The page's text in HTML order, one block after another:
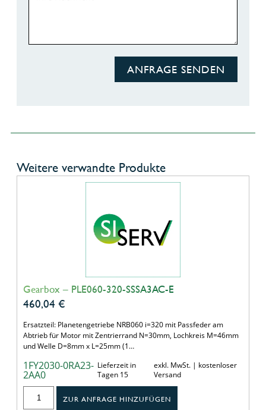
ANFRAGE SENDEN
Weitere verwandte Produkte
Gearbox – PLE060-320-SSSA3AC-E
460,04 €
Ersatzteil: Planetengetriebe NRB060 i=320 mit Passfeder am
Abtrieb für Motor mit Zentrierrand N=30mm, Lochkreis M=46mm
und Welle D=8mm x L=25mm (1…
1FY2030-0RA23-
2AA0
Lieferzeit in
Tagen 15
exkl. MwSt. | kostenloser
Versand
ZUR ANFRAGE HINZUFÜGEN